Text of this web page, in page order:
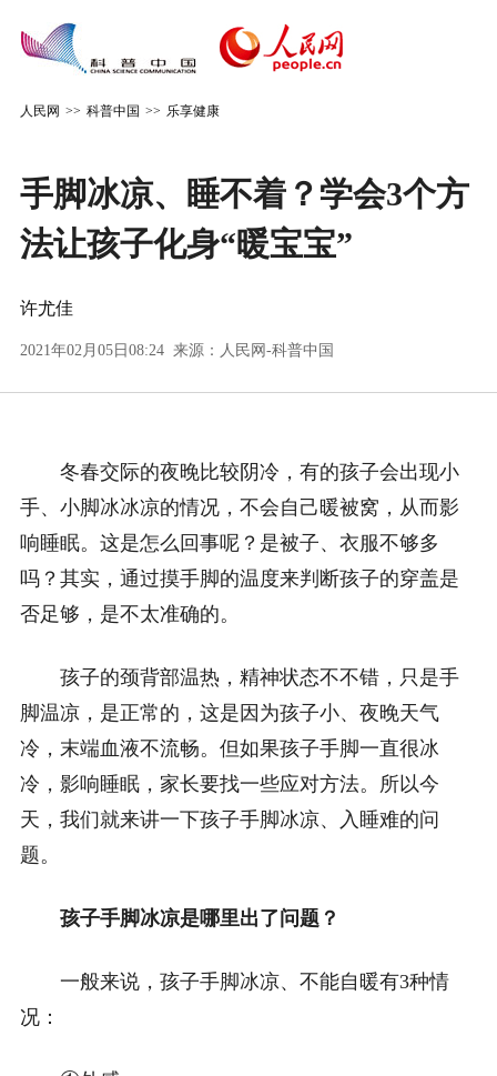
人民网 >> 科普中国 >> 乐享健康
手脚冰凉、睡不着？学会3个方
法让孩子化身“暖宝宝”
许尤佳
2021年02月05日08:24 来源： 人民网-科普中国
冬春交际的夜晚比较阴冷，有的孩子会出现小
手、小脚冰冰凉的情况，不会自己暖被窝，从而影
响睡眠。这是怎么回事呢？是被子、衣服不够多
吗？其实，通过摸手脚的温度来判断孩子的穿盖是
否足够，是不太准确的。
孩子的颈背部温热，精神状态不不错，只是手
脚温凉，是正常的，这是因为孩子小、夜晚天气
冷，末端血液不流畅。但如果孩子手脚一直很冰
冷，影响睡眠，家长要找一些应对方法。所以今
天，我们就来讲一下孩子手脚冰凉、入睡难的问
题。
孩子手脚冰凉是哪里出了问题？
一般来说，孩子手脚冰凉、不能自暖有3种情
况：